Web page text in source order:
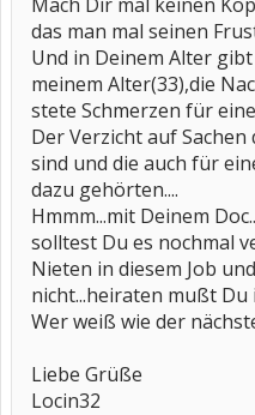
das man mal seinen
Und in Deinem Alter
meinem Alter(33),die
stete Schmerzen für
Der Verzicht auf
sind und die auch für
dazu gehörten....
Hmmm...mit Deinem
solltest Du es nochmal
Nieten in diesem Job
nicht...heiraten mußt Du
Wer weiß wie der
Liebe Grüße
Locin32